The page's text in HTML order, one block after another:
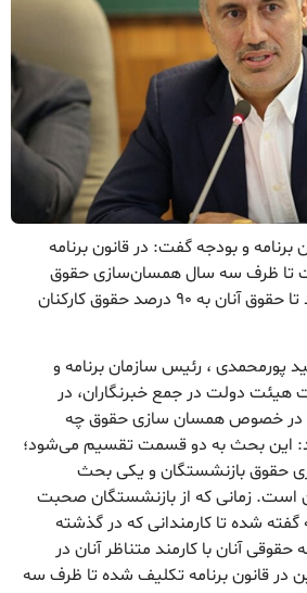
برنامه و بودجه گفت: در قانون برنامه
تا ظرف سه سال همسان‌سازی حقوق
بازنشستگان انجام شود تا حقوق آنان به ۹۰ درصد حقوق کارکنان
پورمحمدی ، رئیس سازمان برنامه و
دولت در جمع خبرنگاران، در
در خصوص همسان سازی حقوق چه
کرد: این بحث به دو قسمت تقسیم می‌شود؛
حقوق بازنشستگان و یکی بحث
است. زمانی که از بازنشستگان صحبت
گفته شده تا کارمندانی که در گذشته
آنان با کارمند متناظر آنان در
در قانون برنامه تکلیف شده تا ظرف سه